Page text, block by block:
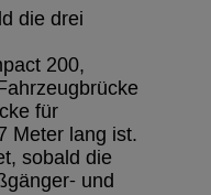
die drei
200,
für
Meter lang ist.
sobald die
und